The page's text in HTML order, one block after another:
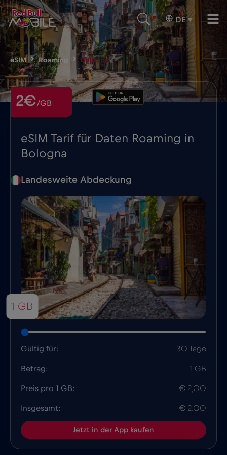
DE ▾
eSIM Roaming Bologna
eSIM Tarif für Daten Roaming in
Bologna
2€/GB
Landesweite Abdeckung
1 GB
Gültig für: 30 Tage
Betrag: 1 GB
Preis pro 1 GB: € 2,00
Insgesamt: € 2.00
Jetzt in der App kaufen